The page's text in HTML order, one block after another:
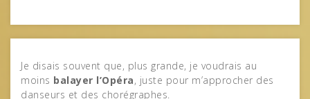
Je disais souvent que, plus grande, je voudrais au
moins balayer l’Opéra, juste pour m’approcher des
danseurs et des chorégraphes.